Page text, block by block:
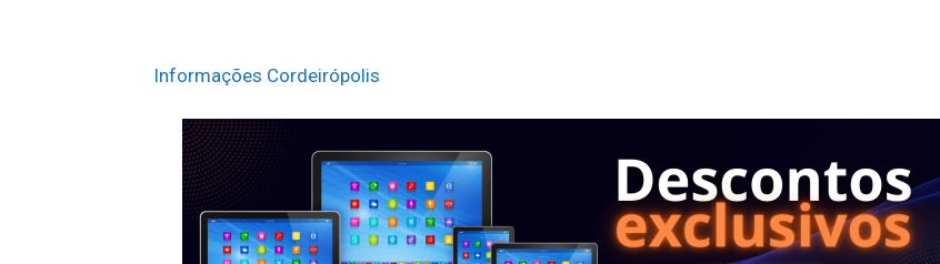
Informações Cordeirópolis